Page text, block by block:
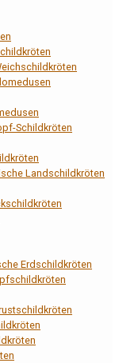
Schildkröten
Landschildkröten
Erdschildkröten